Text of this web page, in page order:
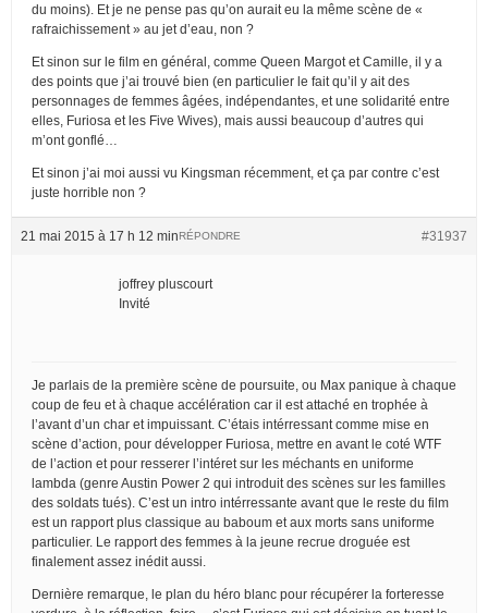
du moins). Et je ne pense pas qu’on aurait eu la même scène de «
rafraichissement » au jet d’eau, non ?
Et sinon sur le film en général, comme Queen Margot et Camille, il y a
des points que j’ai trouvé bien (en particulier le fait qu’il y ait des
personnages de femmes âgées, indépendantes, et une solidarité entre
elles, Furiosa et les Five Wives), mais aussi beaucoup d’autres qui
m’ont gonflé…
Et sinon j’ai moi aussi vu Kingsman récemment, et ça par contre c’est
juste horrible non ?
21 mai 2015 à 17 h 12 min #31937
RÉPONDRE
joffrey pluscourt
Invité
Je parlais de la première scène de poursuite, ou Max panique à chaque
coup de feu et à chaque accélération car il est attaché en trophée à
l’avant d’un char et impuissant. C’étais intérressant comme mise en
scène d’action, pour développer Furiosa, mettre en avant le coté WTF
de l’action et pour resserer l’intéret sur les méchants en uniforme
lambda (genre Austin Power 2 qui introduit des scènes sur les familles
des soldats tués). C’est un intro intérressante avant que le reste du film
est un rapport plus classique au baboum et aux morts sans uniforme
particulier. Le rapport des femmes à la jeune recrue droguée est
finalement assez inédit aussi.
Dernière remarque, le plan du héro blanc pour récupérer la forteresse